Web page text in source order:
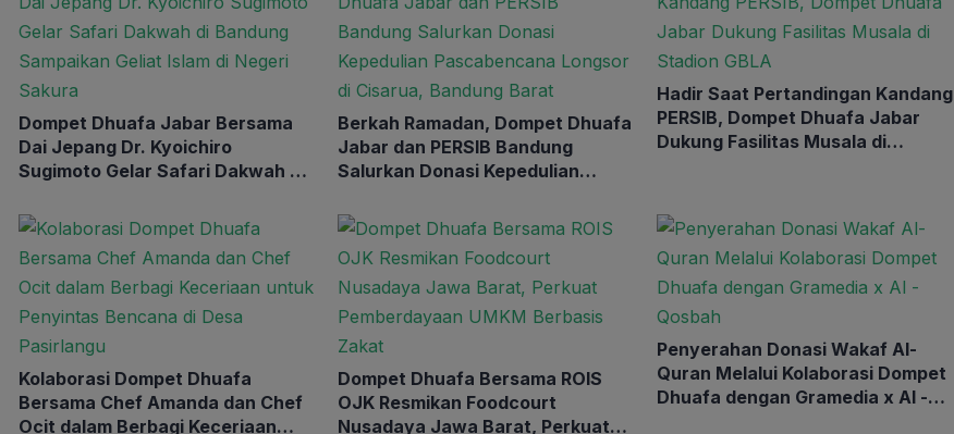
Dompet Dhuafa Jabar Bersama
Dai Jepang Dr. Kyoichiro
Sugimoto Gelar Safari Dakwah di
di Negeri Sakura
Berkah Ramadan, Dompet Dhuafa
Jabar dan PERSIB Bandung
Salurkan Donasi Kepedulian
Cisarua, Bandung Barat
Hadir Saat Pertandingan Kandang
PERSIB, Dompet Dhuafa Jabar
Dukung Fasilitas Musala di
Kolaborasi Dompet Dhuafa
Bersama Chef Amanda dan Chef
Ocit dalam Berbagi Keceriaan
Dompet Dhuafa Bersama ROIS
OJK Resmikan Foodcourt
Nusadaya Jawa Barat, Perkuat
Penyerahan Donasi Wakaf Al-
Quran Melalui Kolaborasi Dompet
Dhuafa dengan Gramedia x Al -